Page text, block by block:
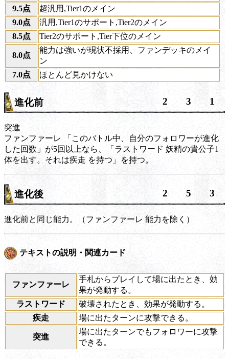
9.5点
超汎用,Tier1のメイン
9.0点
汎用,Tier1のサポート,Tier2のメイン
8.5点
Tier2のサポート,Tier下位のメイン
8.0点
能力は強いが現状不採用、ファンデッキのメイ
ン
7.0点
ほとんど見かけない
進化前 2 3 1
突進
ファンファーレ
「このバトル中、自分のフォロワーが進化
した回数」が5回以上なら、「 ラストワード 妖精の貴公子1
体を出す。それは疾走 を持つ」を持つ。
進化後 2 5 3
進化前と同じ能力。（ファンファーレ 能力を除く）
テキストの説明・関連カード
ファンファーレ
手札からプレイして場に出たとき、効
果が発動する。
ラストワード
破壊されたとき、効果が発動する。
疾走
場に出たターンに攻撃できる。
突進
場に出たターンでもフォロワーに攻撃
できる。